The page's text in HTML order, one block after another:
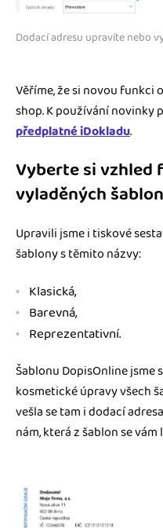
Dodací adresu upravíte nebo
Věříme, že si novou funkci
shop. K používání novinky
předplatné iDokladu.
Vyberte si vzhled
vyladěných šablon
Upravili jsme i tiskové
šablony s těmito názvy:
Klasická,
Barevná,
Reprezentativní.
Šablonu DopisOnline jsme
kosmetické úpravy všech
vešla se tam i dodací
nám, která z šablon se